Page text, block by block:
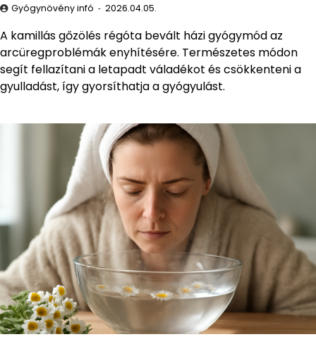
Gyógynövény infó 2026.04.05.
A kamillás gőzölés régóta bevált házi gyógymód az
arcüregproblémák enyhítésére. Természetes módon
segít fellazítani a letapadt váladékot és csökkenteni a
gyulladást, így gyorsíthatja a gyógyulást.